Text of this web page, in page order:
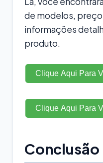
de modelos,
informações
produto.
Clique Aqui Para
Clique Aqui Para
Conclusão